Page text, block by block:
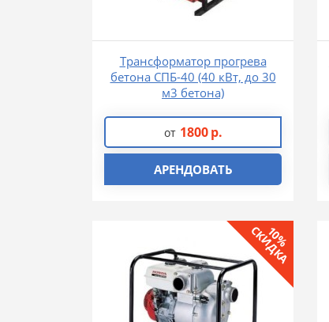
Трансформатор прогрева
бетона СПБ-40 (40 кВт, до 30
м3 бетона)
от 1800 р.
АРЕНДОВАТЬ
10%
СКИДКА